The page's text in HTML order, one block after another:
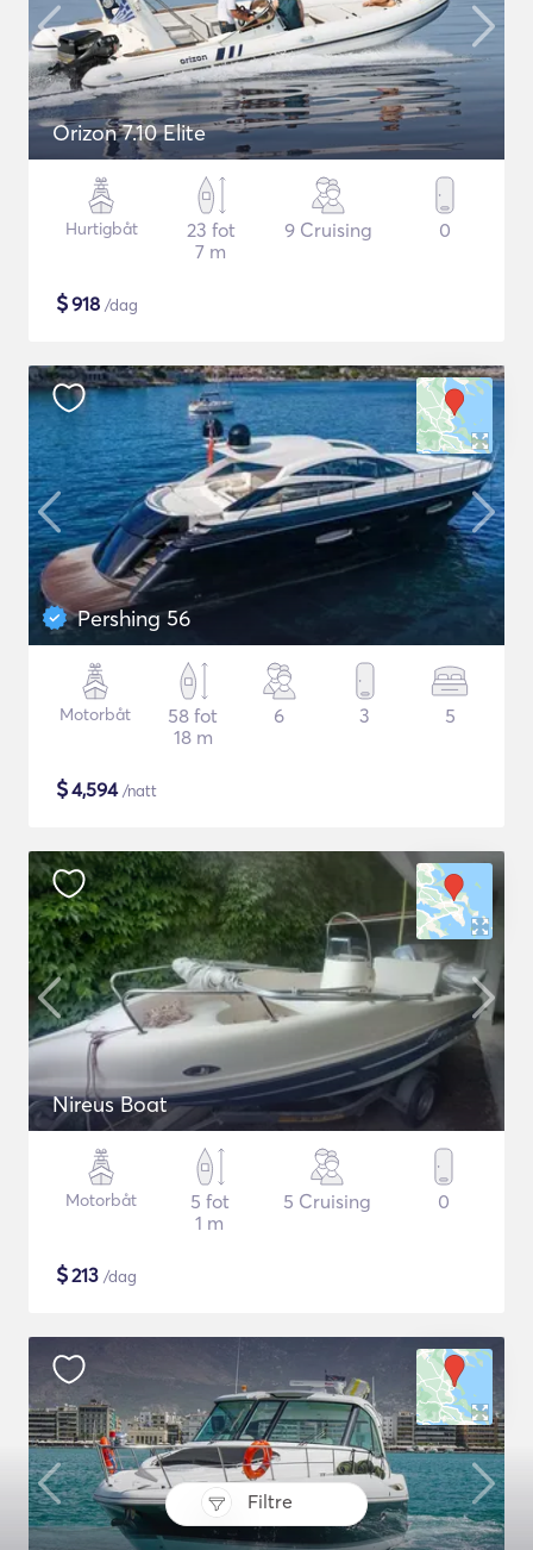
Filtre
Orizon 7.10 Elite
Hurtigbåt
23 fot
7 m
9 Cruising 0
$918 /dag
Pershing 56
Motorbåt
58 fot
18 m
6 3 5
$4,594/natt
Nireus Boat
Motorbåt
5 fot
1 m
5 Cruising 0
$213 /dag